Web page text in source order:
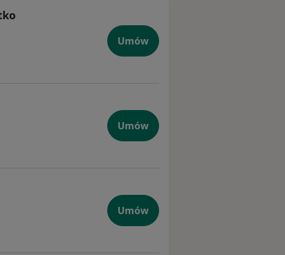
Umów
Umów
Umów